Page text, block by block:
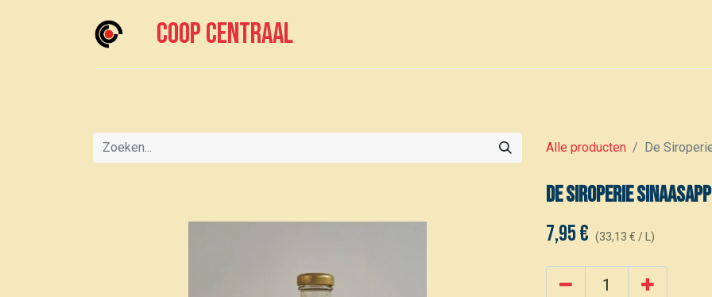
Coop centraal
Alle producten De
De Siroperie
7,95€ (33,13 € / )